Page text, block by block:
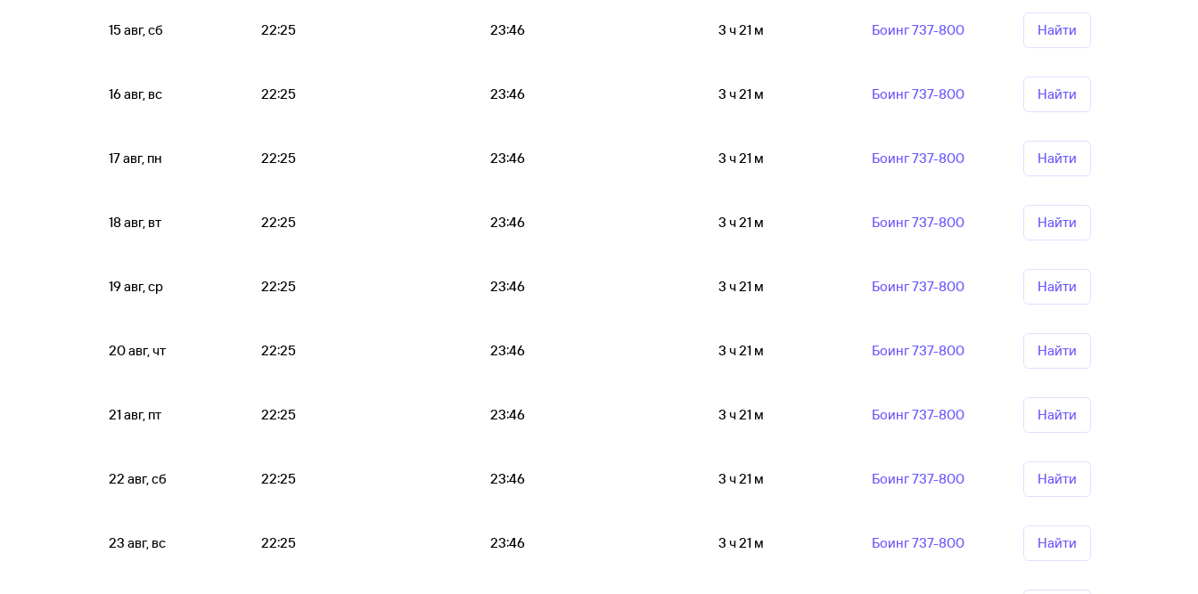
15 авг, сб 22:25 23:46 3 ч 21 м Боинг 737-800 Найти
16 авг, вс 22:25 23:46 3 ч 21 м Боинг 737-800 Найти
17 авг, пн 22:25 23:46 3 ч 21 м Боинг 737-800 Найти
18 авг, вт 22:25 23:46 3 ч 21 м Боинг 737-800 Найти
19 авг, ср 22:25 23:46 3 ч 21 м Боинг 737-800 Найти
20 авг, чт 22:25 23:46 3 ч 21 м Боинг 737-800 Найти
21 авг, пт 22:25 23:46 3 ч 21 м Боинг 737-800 Найти
22 авг, сб 22:25 23:46 3 ч 21 м Боинг 737-800 Найти
23 авг, вс 22:25 23:46 3 ч 21 м Боинг 737-800 Найти